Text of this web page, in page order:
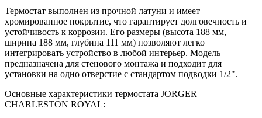
Термостат выполнен из прочной латуни и имеет
хромированное покрытие, что гарантирует долговечность и
устойчивость к коррозии. Его размеры (высота 188 мм,
ширина 188 мм, глубина 111 мм) позволяют легко
интегрировать устройство в любой интерьер. Модель
предназначена для стенового монтажа и подходит для
установки на одно отверстие с стандартом подводки 1/2".
Основные характеристики термостата JORGER
CHARLESTON ROYAL: